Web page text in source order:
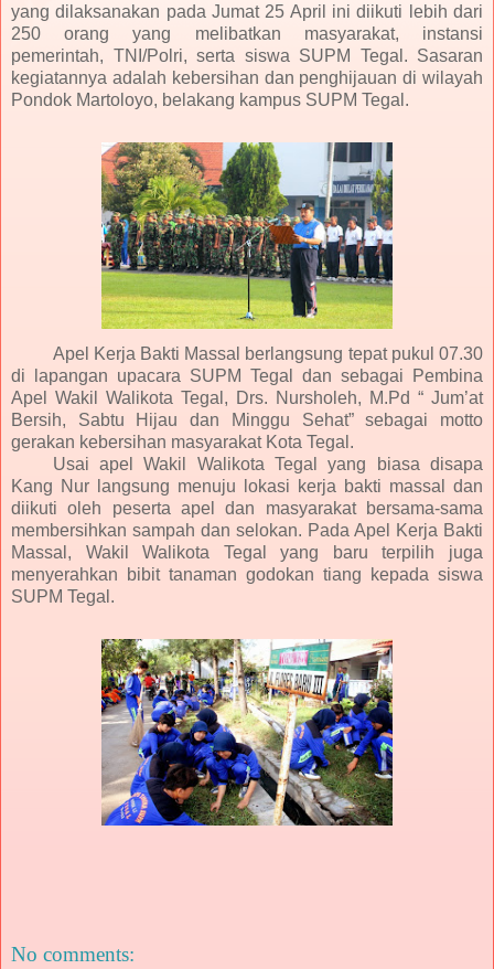
yang dilaksanakan pada Jumat 25 April ini diikuti lebih dari
250 orang yang melibatkan masyarakat, instansi
pemerintah, TNI/Polri, serta siswa SUPM Tegal. Sasaran
kegiatannya adalah kebersihan dan penghijauan di wilayah
Pondok Martoloyo, belakang kampus SUPM Tegal.
Apel Kerja Bakti Massal berlangsung tepat pukul 07.30
di lapangan upacara SUPM Tegal dan sebagai Pembina
Apel Wakil Walikota Tegal, Drs. Nursholeh, M.Pd “ Jum’at
Bersih, Sabtu Hijau dan Minggu Sehat” sebagai motto
gerakan kebersihan masyarakat Kota Tegal.
Usai apel Wakil Walikota Tegal yang biasa disapa
Kang Nur langsung menuju lokasi kerja bakti massal dan
diikuti oleh peserta apel dan masyarakat bersama-sama
membersihkan sampah dan selokan. Pada Apel Kerja Bakti
Massal, Wakil Walikota Tegal yang baru terpilih juga
menyerahkan bibit tanaman godokan tiang kepada siswa
SUPM Tegal.
No comments: